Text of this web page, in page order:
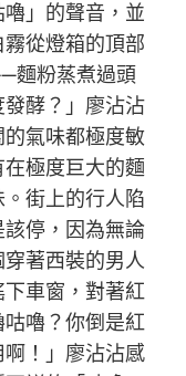
」的聲音，並
從燈箱的頂部
麵粉蒸煮過頭
酵？」廖沾沾
氣味都極度敏
極度巨大的麵
街上的行人陷
停，因為無論
著西裝的男人
車窗，對著紅
嚕？你倒是紅
！」廖沾沾感